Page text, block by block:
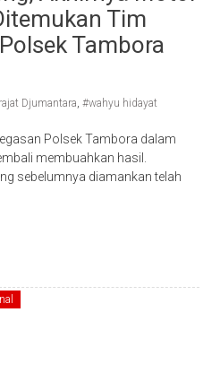
Tim
Tambora
Djumantara ,#wahyu hidayat
Polsek Tambora dalam
membuahkan hasil.
sebelumnya diamankan telah